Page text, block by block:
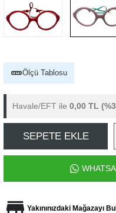
Ölçü Tablosu
Havale/EFT ile 0,00 TL
SEPETE EKLE
Yakınınızdaki Mağazayı